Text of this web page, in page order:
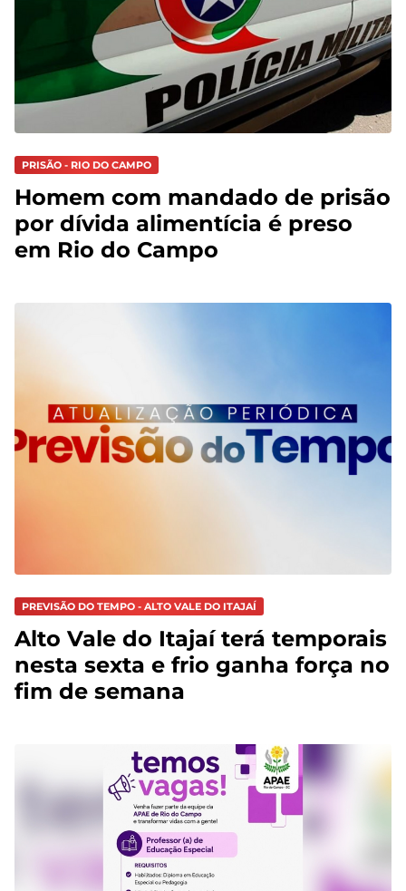
PRISÃO - RIO DO CAMPO
Homem com mandado de prisão
por dívida alimentícia é preso
em Rio do Campo
PREVISÃO DO TEMPO - ALTO VALE DO ITAJAÍ
Alto Vale do Itajaí terá temporais
nesta sexta e frio ganha força no
fim de semana